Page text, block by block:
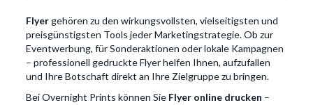
Flyergehören zu den wirkungsvollsten, vielseitigsten und
preisgünstigsten Tools jeder Marketingstrategie. Ob zur
Eventwerbung, für Sonderaktionen oder lokale Kampagnen
– professionell gedruckte Flyer helfen Ihnen, aufzufallen
und Ihre Botschaft direkt an Ihre Zielgruppe zu bringen.
Bei Overnight Prints können Sie Flyer online drucken –